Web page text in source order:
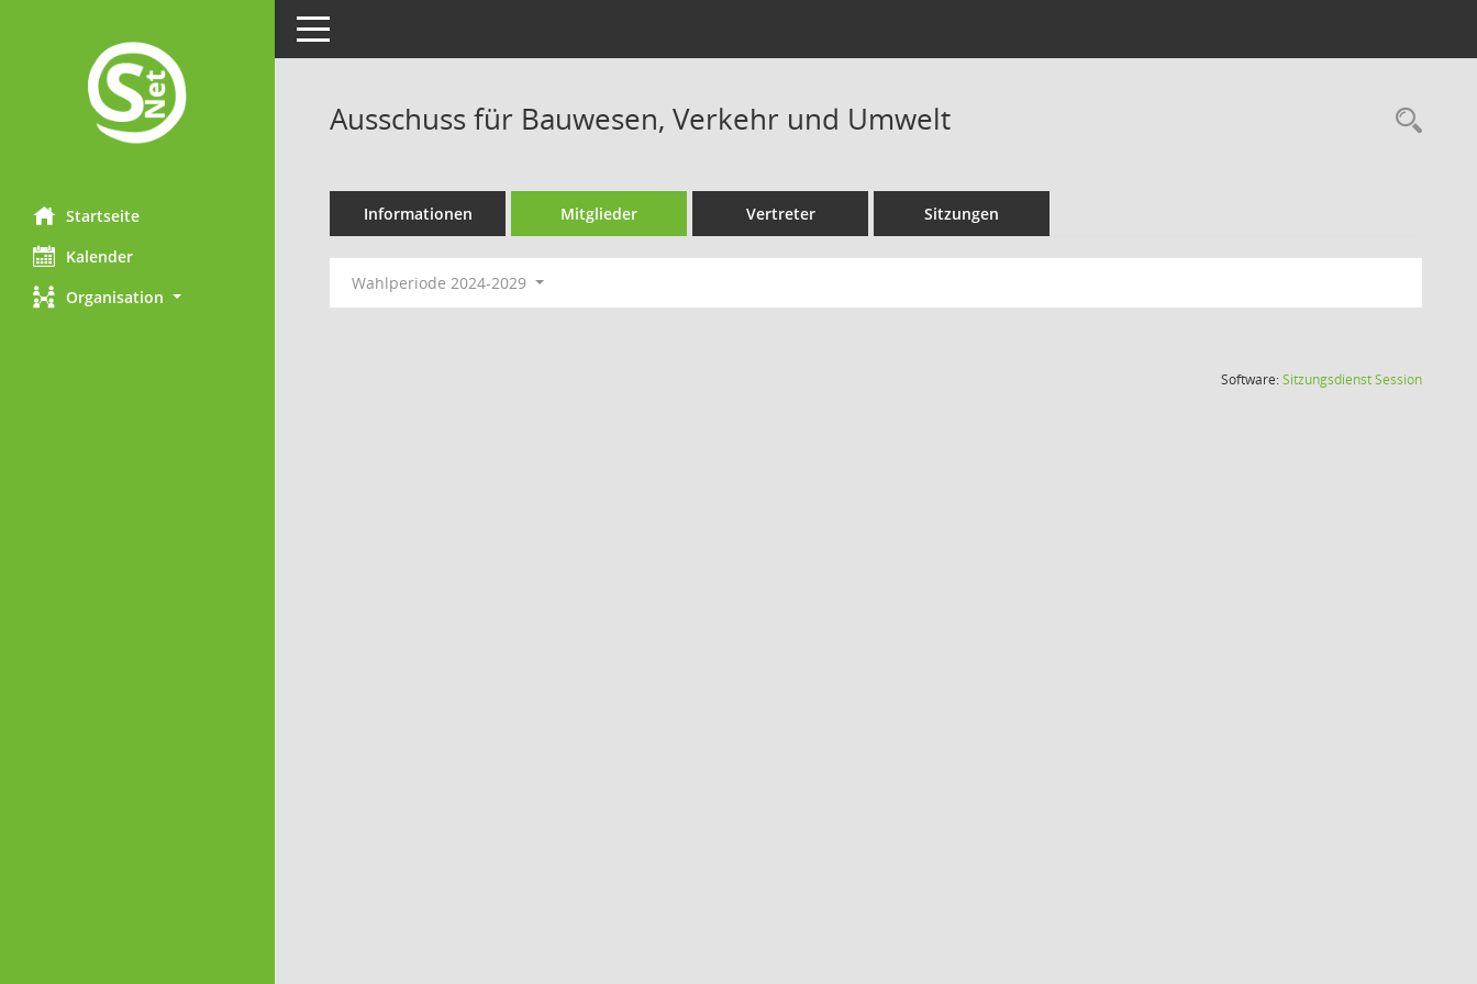
Startseite
Kalender
Organisation
Toggle navigation
Ausschuss für Bauwesen, Verkehr und Umwelt
Informationen Mitglieder Vertreter Sitzungen
Wahlperiode 2024-2029
Software:SitzungsdienstSession(Wird in